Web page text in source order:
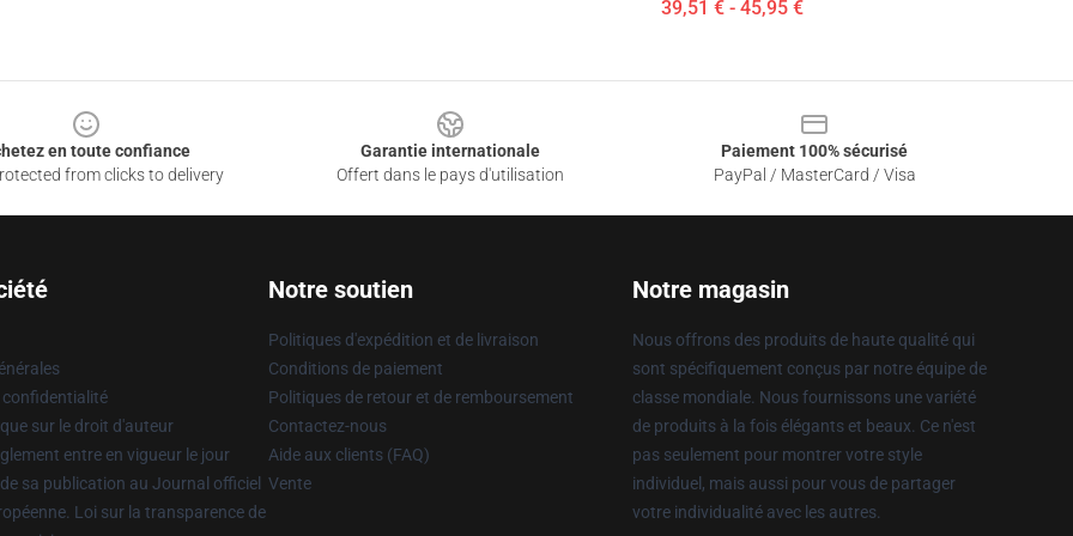
39,51 € - 45,95 €
en toute confiance
from clicks to delivery
Garantie internationale
Offert dans le pays d'utilisation
Paiement 100% sécurisé
PayPal / MasterCard / Visa
confidentialité
sur le droit d'auteur
entre en vigueur le jour
sa publication au Journal officiel
Loi sur la transparence de
Notre soutien
Politiques d'expédition et de livraison
Conditions de paiement
Politiques de retour et de remboursement
Contactez-nous
Aide aux clients (FAQ)
Vente
Notre magasin
Nous offrons des produits de haute qualité qui
sont spécifiquement conçus par notre équipe de
classe mondiale. Nous fournissons une variété
de produits à la fois élégants et beaux. Ce n'est
pas seulement pour montrer votre style
individuel, mais aussi pour vous de partager
votre individualité avec les autres.